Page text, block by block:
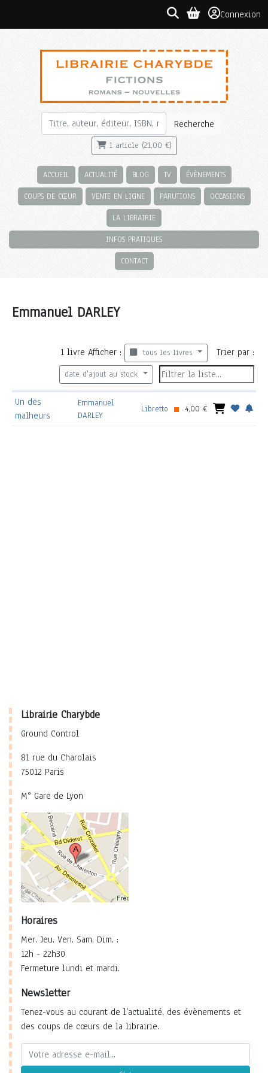
Connexion
Recherche
1 article (21,00 €)
ACCUEIL ACTUALITÉ BLOG TV ÉVÈNEMENTS
COUPS DE CŒUR VENTE EN LIGNE PARUTIONS OCCASIONS
LA LIBRAIRIE
INFOS PRATIQUES
CONTACT
Emmanuel DARLEY
1 livreAfficher : tous les livres Trier par :
date d'ajout au stock
Un des
malheurs
Emmanuel
DARLEY
Libretto 4,00 €
Librairie Charybde
Ground Control
81 rue du Charolais
75012 Paris
M° Gare de Lyon
Horaires
Mer. Jeu. Ven. Sam. Dim. :
12h - 22h30
Fermeture lundi et mardi.
Newsletter
Tenez-vous au courant de l'actualité, des évènements et
des coups de cœurs de la librairie.